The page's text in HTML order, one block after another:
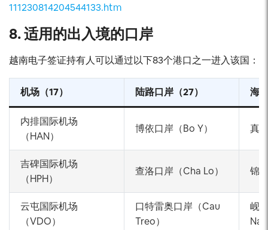
111230814204544133.htm
8. 适用的出入境的口岸
越南电子签证持有人可以通过以下83个港口之一进入该国：
机场（17） 陆路口岸（27） 海
内排国际机场
（HAN）
博依口岸（Bo Y） 真
吉碑国际机场
（HPH）
查洛口岸（Cha Lo） 锦
云屯国际机场
（VDO）
口特雷奥口岸（Cau
Treo）
岘